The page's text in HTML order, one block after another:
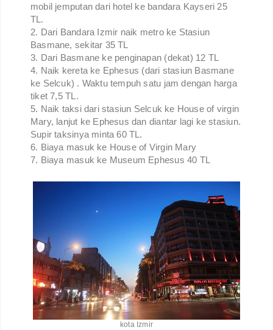
mobil jemputan dari hotel ke bandara Kayseri 25
TL.
2. Dari Bandara Izmir naik metro ke Stasiun
Basmane, sekitar 35 TL
3. Dari Basmane ke penginapan (dekat) 12 TL
4. Naik kereta ke Ephesus (dari stasiun Basmane
ke Selcuk) . Waktu tempuh satu jam dengan harga
tiket 7,5 TL.
5. Naik taksi dari stasiun Selcuk ke House of virgin
Mary, lanjut ke Ephesus dan diantar lagi ke stasiun.
Supir taksinya minta 60 TL.
6. Biaya masuk ke House of Virgin Mary
7. Biaya masuk ke Museum Ephesus 40 TL
kota Izmir